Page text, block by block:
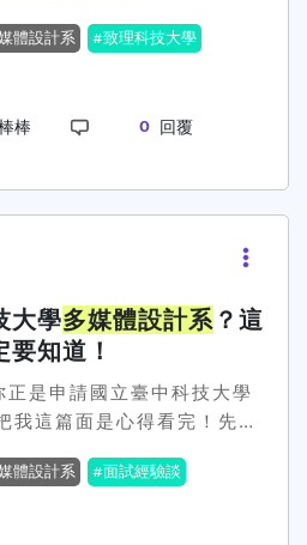
動漫社、影像創作社等）。
多元表現綜整心
與技術能力？ (5) 學習
內容可包含： 讀書計
領域的學習目標與規劃）。
）。 就讀動機（為
無措~面試當天發生什麼
申請進來的，面試時間大概
到，接著就分成 術科實作
個題目，然後讓你發揮創
看你的作品、一邊跟你聊
系到底有沒有興趣～教授到
教授問的問題不會太刁鑽，
體設計的了解，像是：Q1
計」？Q2 你有沒有相關的
最喜歡的設計作品是哪一
們都滿親切的，他們主要是
以回答時放輕鬆，不用過度
個人鬆了一口氣，但也開始
更好😂 這次經驗讓我更清
體設計系
致理科技大學
棒 0 回覆
大學多媒體設計系 ？這
知道！
是申請國立臺中科技大學
我這篇面是心得看完！先說
小壓力。不過還好進去教室
，看起來還挺親切的。第一
體設計系
面試經驗談